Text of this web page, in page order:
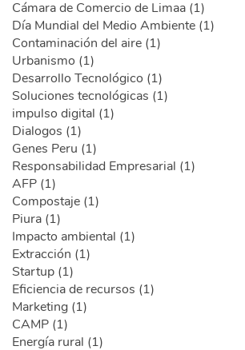
Cámara de Comercio de Limaa (1)
Día Mundial del Medio Ambiente (1)
Contaminación del aire (1)
Urbanismo (1)
Desarrollo Tecnológico (1)
Soluciones tecnológicas (1)
impulso digital (1)
Dialogos (1)
Genes Peru (1)
Responsabilidad Empresarial (1)
AFP (1)
Compostaje (1)
Piura (1)
Impacto ambiental (1)
Extracción (1)
Startup (1)
Eficiencia de recursos (1)
Marketing (1)
CAMP (1)
Energía rural (1)